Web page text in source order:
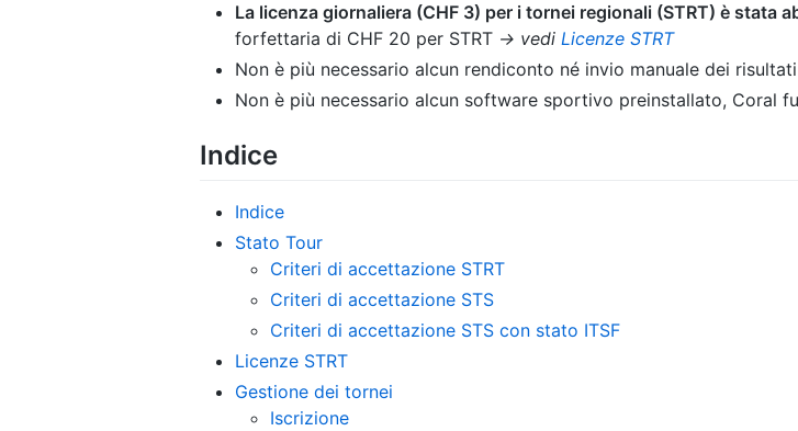
La licenza giornaliera (CHF 3) per i tornei regionali (STRT) è stata
forfettaria di CHF 20 per STRT → vedi Licenze STRT
Non è più necessario alcun rendiconto né invio manuale dei risultati
Non è più necessario alcun software sportivo preinstallato, Coral
Indice
Indice
Stato Tour
Criteri di accettazione STRT
Criteri di accettazione STS
Criteri di accettazione STS con stato ITSF
Licenze STRT
Gestione dei tornei
Iscrizione